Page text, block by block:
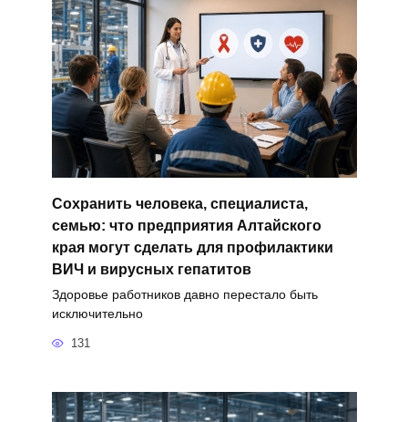
Сохранить человека, специалиста,
семью: что предприятия Алтайского
края могут сделать для профилактики
ВИЧ и вирусных гепатитов
Здоровье работников давно перестало быть
исключительно
131